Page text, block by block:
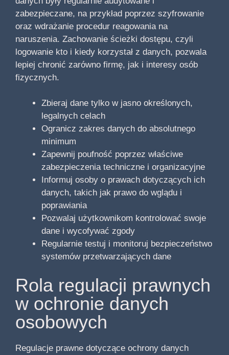
zabezpieczane, na przykład poprzez szyfrowanie
oraz wdrażanie procedur reagowania na
naruszenia. Zachowanie ścieżki dostępu, czyli
logowanie kto i kiedy korzystał z danych, pozwala
lepiej chronić zarówno firmę, jak i interesy osób
fizycznych.
Zbieraj dane tylko w jasno określonych,
legalnych celach
Ogranicz zakres danych do absolutnego
minimum
Zapewnij poufność poprzez właściwe
zabezpieczenia techniczne i organizacyjne
Informuj osoby o prawach dotyczących ich
danych, takich jak prawo do wglądu i
poprawiania
Pozwalaj użytkownikom kontrolować swoje
dane i wycofywać zgody
Regularnie testuj i monitoruj bezpieczeństwo
systemów przetwarzających dane
Rola regulacji prawnych
w ochronie danych
osobowych
Regulacje prawne dotyczące ochrony danych